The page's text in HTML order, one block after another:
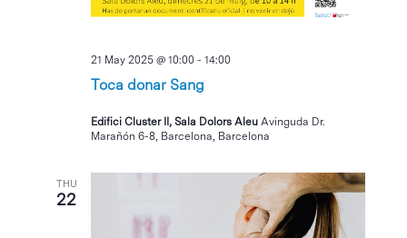
Toca donar Sang
21 May 2025 @ 10:00 -14:00
Edifici Cluster II, Sala Dolors AleuAvinguda Dr.
Marañón 6-8, Barcelona, Barcelona
THU
22